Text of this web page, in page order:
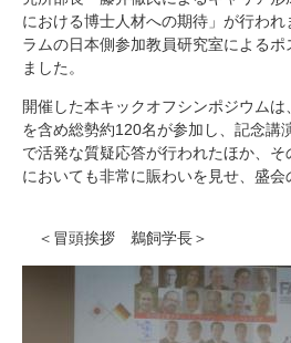
における博士人材への期待」が行わ
ラムの日本側参加教員研究室による
ました。
開催した本キックオフシンポジウム
を含め総勢約120名が参加し、記念講
で活発な質疑応答が行われたほか、
においても非常に賑わいを見せ、盛会
＜冒頭挨拶 鵜飼学長＞